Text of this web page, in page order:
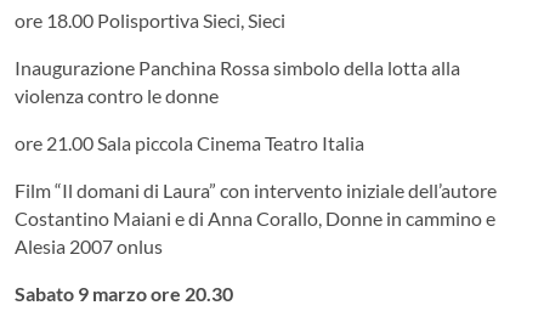
ore 18.00 Polisportiva Sieci, Sieci
Inaugurazione Panchina Rossa simbolo della lotta alla
violenza contro le donne
ore 21.00 Sala piccola Cinema Teatro Italia
Film “Il domani di Laura” con intervento iniziale dell’autore
Costantino Maiani e di Anna Corallo, Donne in cammino e
Alesia 2007 onlus
Sabato 9 marzo ore 20.30